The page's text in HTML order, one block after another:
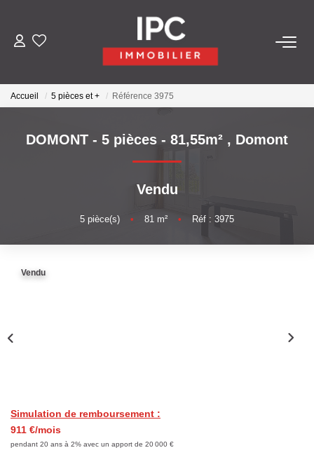
ACHETER
GÉRER
Accueil 5 pièces et + Référence 3975
DOMONT - 5 pièces - 81,55m² , Domont
Vendu
5 pièce(s) • 81 m² • Réf : 3975
Vendu
Simulation de remboursement :
911 €/mois
pendant 20 ans à 2% avec un apport de 20 000 €